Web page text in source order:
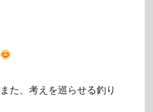
た、考えを巡らせる釣り